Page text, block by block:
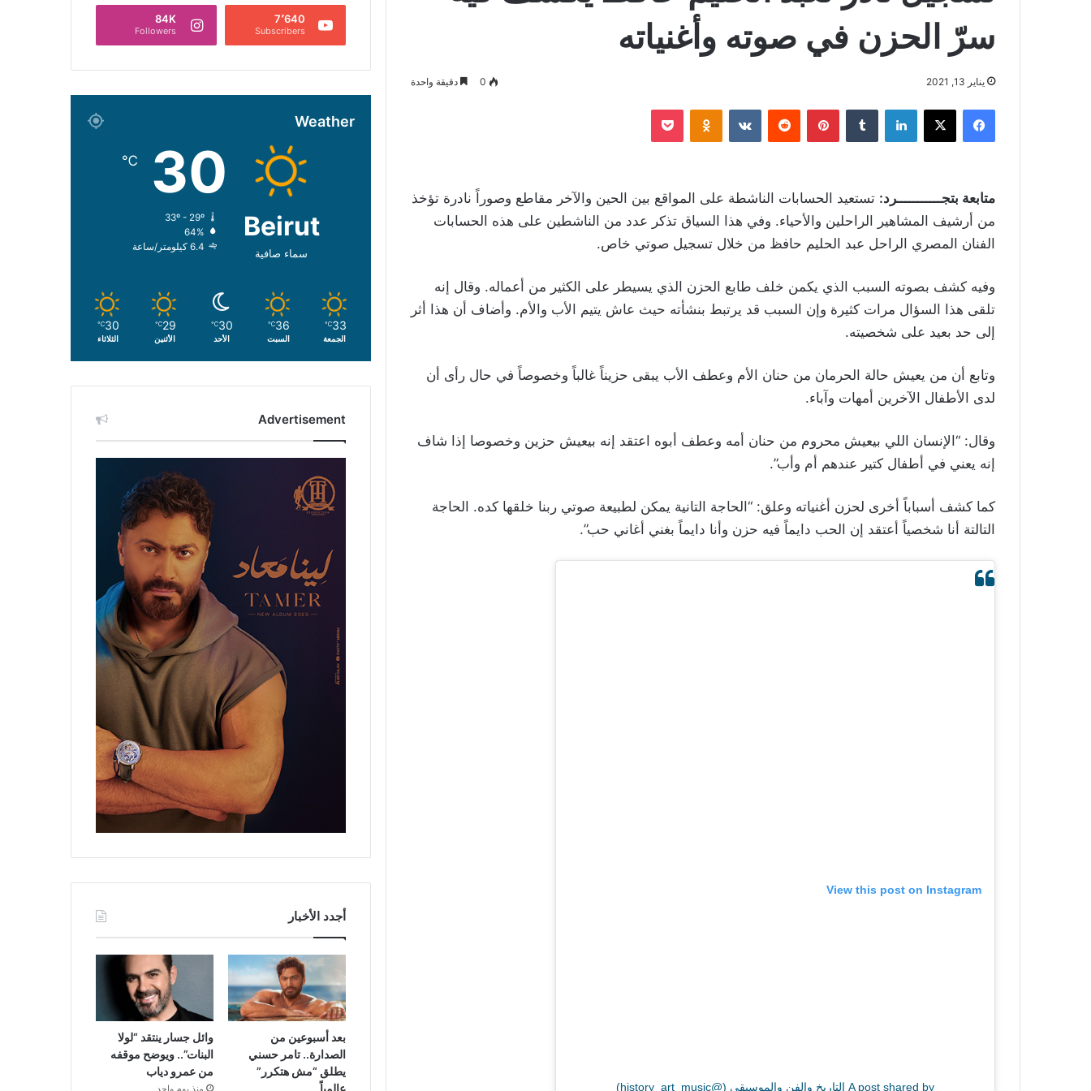
سرّ الحزن في صوته وأغنياته
يناير 13, 2021 0 دقيقة واحدة
فيسبوك ‫X لينكدإن بينتيريست Odnoklassniki
‫Pocket
متابعة بتجـــــــــــرد: تستعيد الحسابات الناشطة على المواقع بين الحين والآخر مقاطع وصوراً نادرة تؤخذ
من أرشيف المشاهير الراحلين والأحياء. وفي هذا السياق تذكر عدد من الناشطين على هذه الحسابات
الفنان المصري الراحل عبد الحليم حافظ من خلال تسجيل صوتي خاص.
وفيه كشف بصوته السبب الذي يكمن خلف طابع الحزن الذي يسيطر على الكثير من أعماله. وقال إنه
تلقى هذا السؤال مرات كثيرة وإن السبب قد يرتبط بنشأته حيث عاش يتيم الأب والأم. وأضاف أن هذا أثر
إلى حد بعيد على شخصيته.
وتابع أن من يعيش حالة الحرمان من حنان الأم وعطف الأب يبقى حزيناً غالباً وخصوصاً في حال رأى أن
لدى الأطفال الآخرين أمهات وآباء.
وقال: “الإنسان اللي بيعيش محروم من حنان أمه وعطف أبوه اعتقد إنه بيعيش حزين وخصوصا إذا شاف
إنه يعني في أطفال كتير عندهم أم وأب”.
كما كشف أسباباً أخرى لحزن أغنياته وعلق: “الحاجة التانية يمكن لطبيعة صوتي ربنا خلقها كده. الحاجة
التالتة أنا شخصياً أعتقد إن الحب دايماً فيه حزن وأنا دايماً بغني أغاني حب”.
View this post on Instagram
A post shared by التاريخ والفن والموسيقى (@history_art_music)
7٬640
Subscribers
84K
Followers
Weather
Beirut
سماء صافية
30
℃
33º - 29º
64%
6.4 كيلومتر/ساعة
33
℃
الجمعة
36
℃
السبت
30
℃
الأحد
29
℃
الأثنين
30
℃
الثلاثاء
Advertisement
أجدد الأخبار
بعد أسبوعين من
الصدارة.. تامر حسني
يطلق “مش هتكرر”
عالمياً
وائل جسار ينتقد “لولا
البنات”.. ويوضح موقفه
من عمرو دياب
منذ يوم واحد